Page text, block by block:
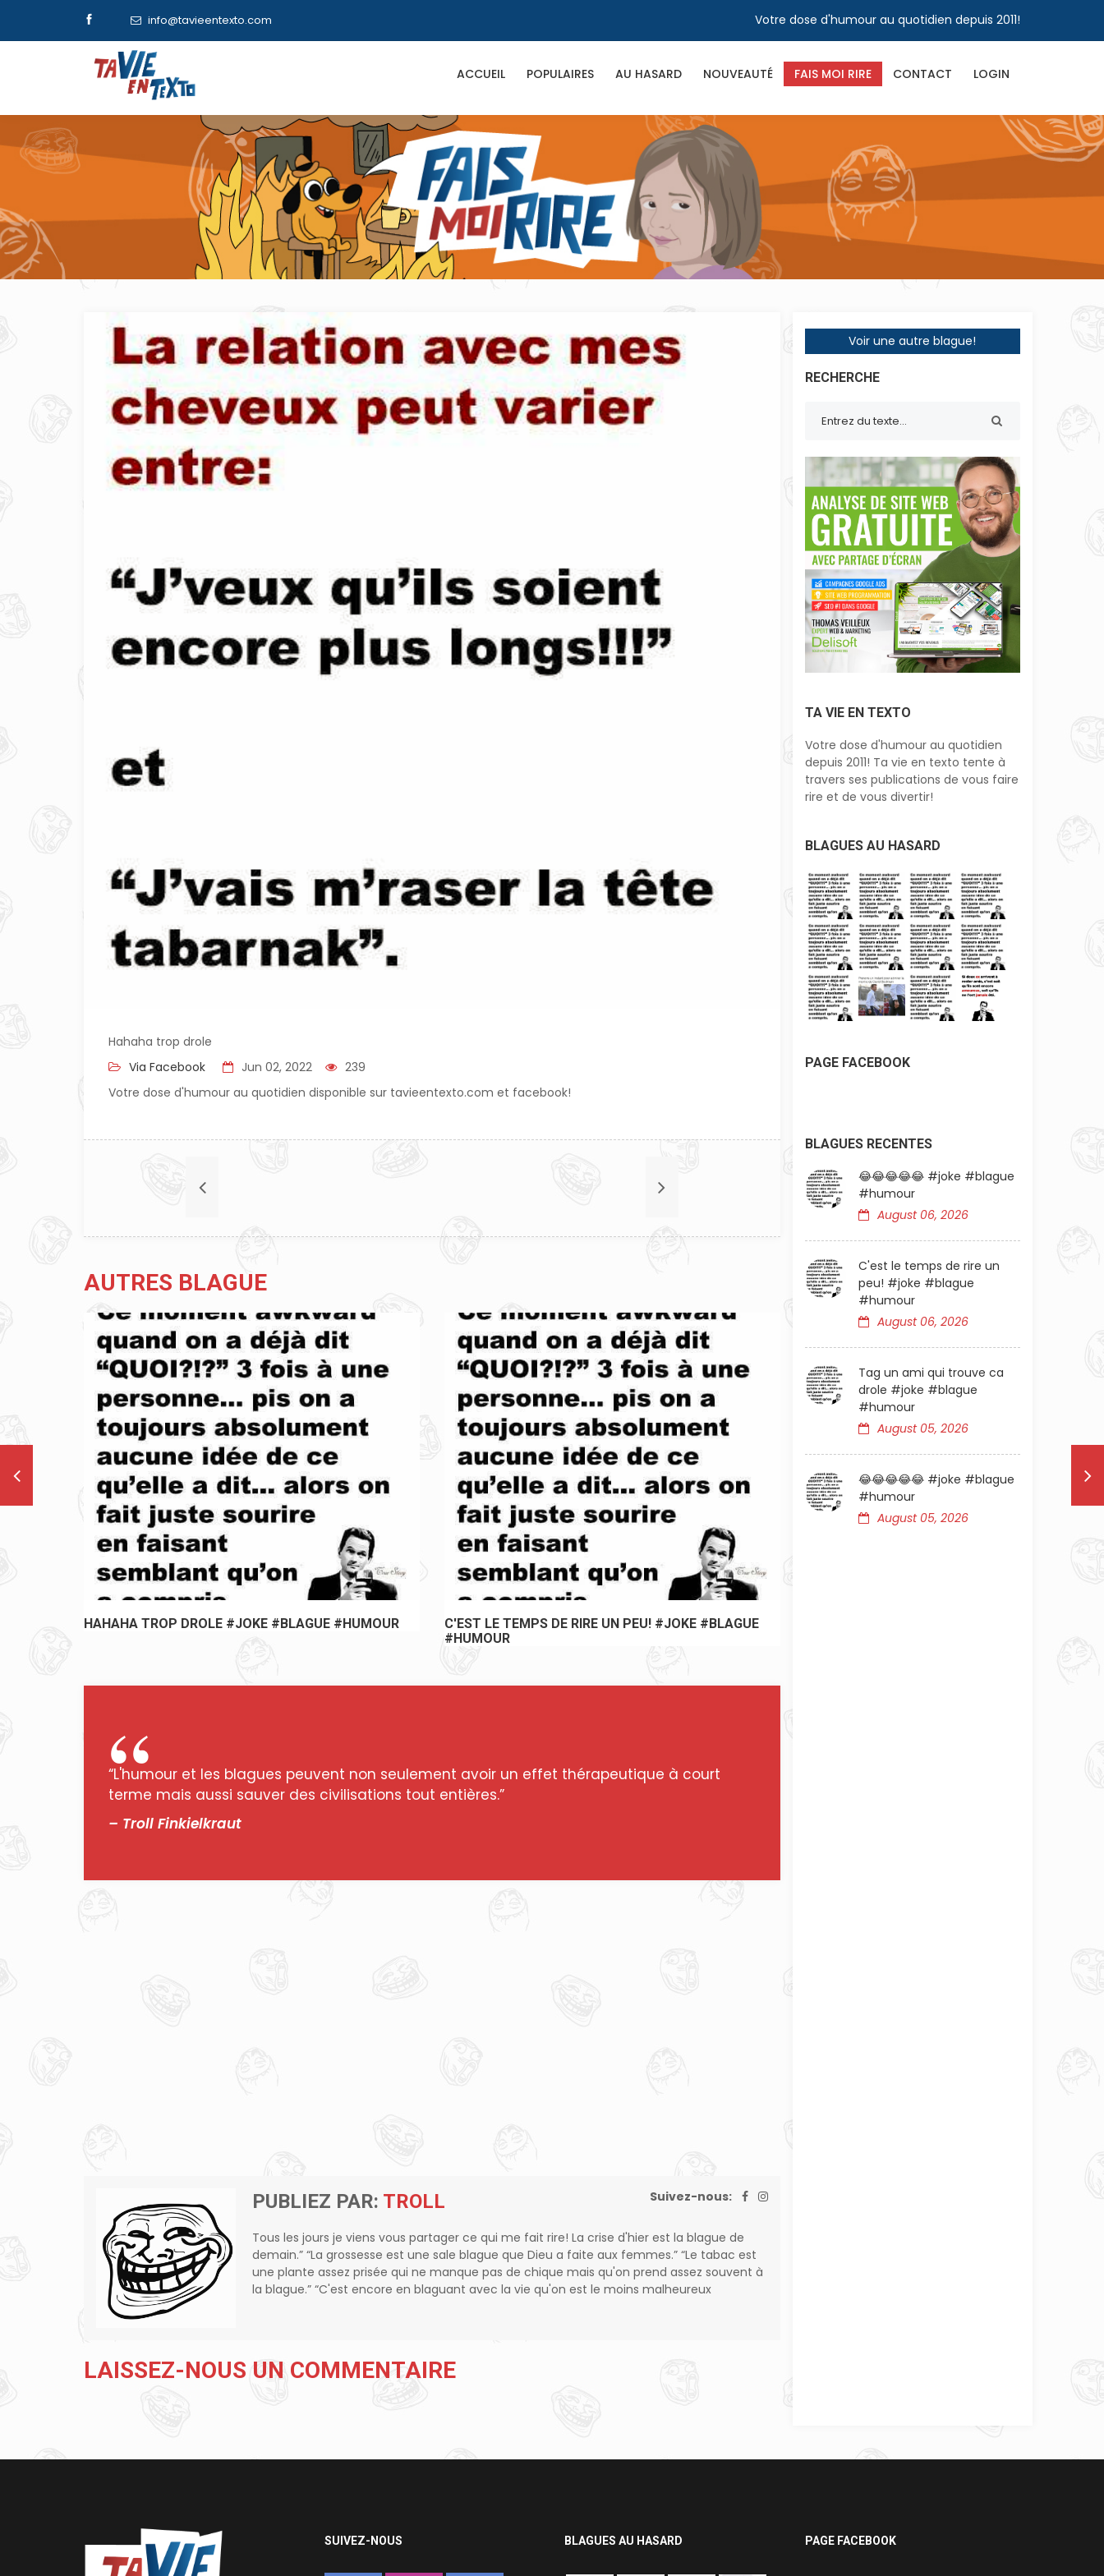
info@tavieentexto.com Votre dose d'humour au quotidien depuis 2011!
ACCUEIL POPULAIRES AU HASARD NOUVEAUTÉ FAIS MOI RIRE CONTACT LOGIN
Hahaha trop drole
Via Facebook
Jun 02, 2022
239
Votre dose d'humour au quotidien disponible sur tavieentexto.com et facebook!
AUTRES BLAGUE
HAHAHA TROP DROLE #JOKE #BLAGUE #HUMOUR
C'EST LE TEMPS DE RIRE UN PEU! #JOKE #BLAGUE
#HUMOUR
“L'humour et les blagues peuvent non seulement avoir un effet thérapeutique à court
terme mais aussi sauver des civilisations tout entières.”
– Troll Finkielkraut
PUBLIEZ PAR: TROLL Suivez-nous:
Tous les jours je viens vous partager ce qui me fait rire! La crise d'hier est la blague de
demain.” “La grossesse est une sale blague que Dieu a faite aux femmes.” “Le tabac est
une plante assez prisée qui ne manque pas de chique mais qu'on prend assez souvent à
la blague.” “C'est encore en blaguant avec la vie qu'on est le moins malheureux
LAISSEZ-NOUS UN COMMENTAIRE
Voir une autre blague!
RECHERCHE
TA VIE EN TEXTO
Votre dose d'humour au quotidien
depuis 2011! Ta vie en texto tente à
travers ses publications de vous faire
rire et de vous divertir!
BLAGUES AU HASARD
PAGE FACEBOOK
BLAGUES RECENTES
😂😂😂😂😂 #joke #blague
#humour
August 06, 2026
C'est le temps de rire un
peu! #joke #blague
#humour
August 06, 2026
Tag un ami qui trouve ca
drole #joke #blague
#humour
August 05, 2026
😂😂😂😂😂 #joke #blague
#humour
August 05, 2026
SUIVEZ-NOUS BLAGUES AU HASARD PAGE FACEBOOK